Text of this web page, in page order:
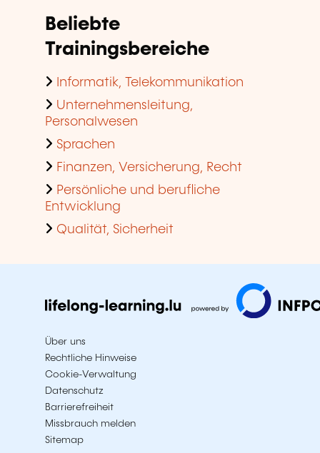
Beliebte
Trainingsbereiche
Informatik, Telekommunikation
Unternehmensleitung,
Personalwesen
Sprachen
Finanzen, Versicherung, Recht
Persönliche und berufliche
Entwicklung
Qualität, Sicherheit
Über uns
Rechtliche Hinweise
Cookie-Verwaltung
Datenschutz
Barrierefreiheit
Missbrauch melden
Sitemap